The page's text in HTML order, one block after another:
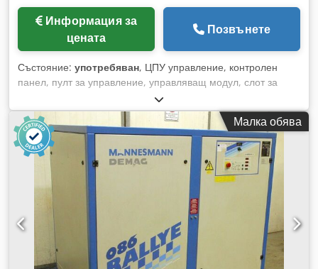
Информация за
цената
Позвънете
Състояние: употребяван, ЦПУ управление, контролен
панел, пулт за управление, управляващ модул, слот за
карти, контролни карти, MC3 управление, включващи карти,
печатни платки, вентил модул, усилвател за вентили,
печатна платка, аналогова разпределителна карта,
разпределителна платка, усилвател за вентили, шинна
платка, процессорна платка, интерфейсна карта,
температурно-контролна карта - Производител:
Mannesmann Demag, контролни електронни модули от
шприцформа Demag D 100-275 NC - Касета за включващи
карти: Murrelektronik 630055 - Контролна карта: Philips
9404 780 020 - Самостоятелни компоненти: виж снимките -
Цена/Продажба: в комплект - Общо размери: 315/140/H215
мм - Тегло: 1,4 кг Dedpfxon Hbc Is Am Rswa
Малка обява